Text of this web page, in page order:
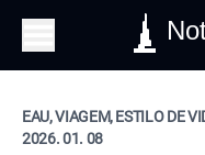
EAU, VIAGEM, ESTILO DE
2026. 01. 08